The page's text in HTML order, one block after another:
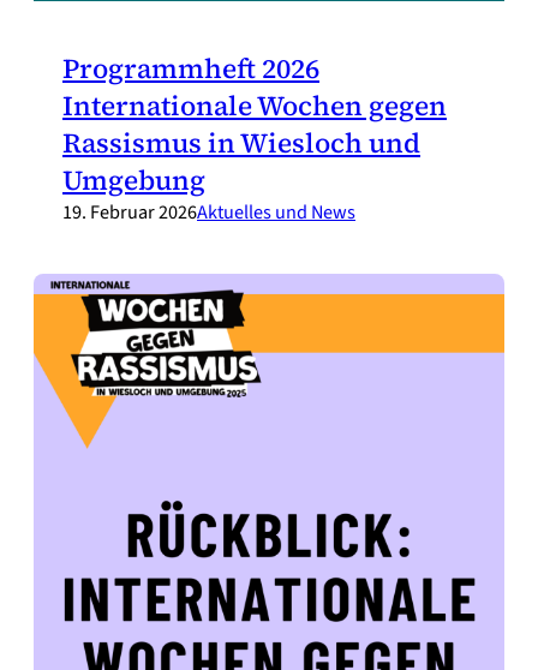
Programmheft 2026
Internationale Wochen gegen
Rassismus in Wiesloch und
Umgebung
19. Februar 2026Aktuelles und News